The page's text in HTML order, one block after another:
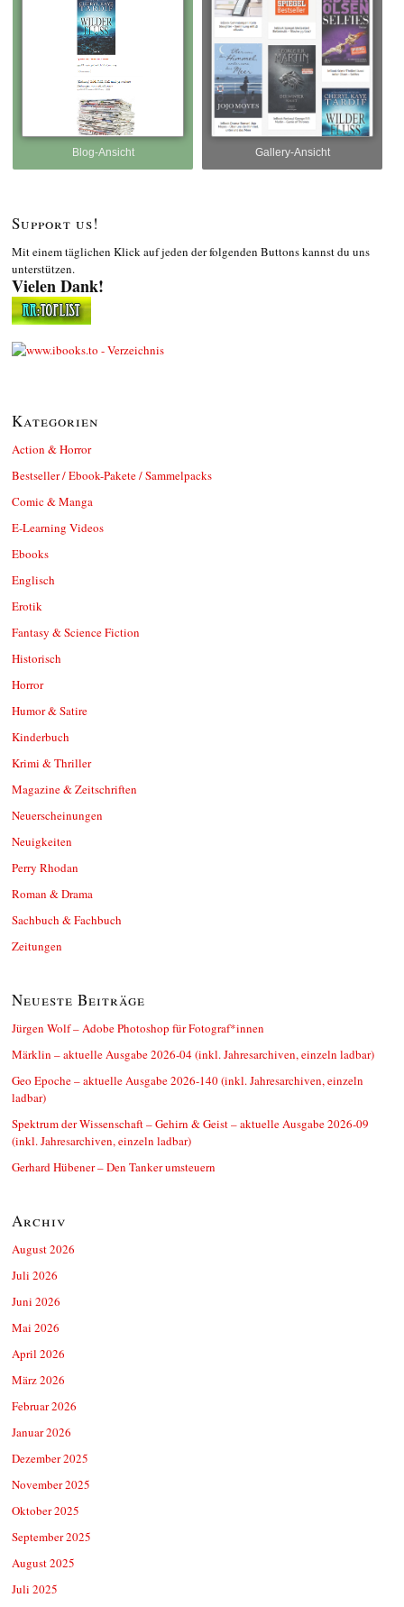
Blog-Ansicht Gallery-Ansicht
Support us!
Mit einem täglichen Klick auf jeden der folgenden Buttons kannst du uns
unterstützen.
Vielen Dank!
Kategorien
Action & Horror
Bestseller / Ebook-Pakete / Sammelpacks
Comic & Manga
E-Learning Videos
Ebooks
Englisch
Erotik
Fantasy & Science Fiction
Historisch
Horror
Humor & Satire
Kinderbuch
Krimi & Thriller
Magazine & Zeitschriften
Neuerscheinungen
Neuigkeiten
Perry Rhodan
Roman & Drama
Sachbuch & Fachbuch
Zeitungen
Neueste Beiträge
Jürgen Wolf – Adobe Photoshop für Fotograf*innen
Märklin – aktuelle Ausgabe 2026-04 (inkl. Jahresarchiven, einzeln ladbar)
Geo Epoche – aktuelle Ausgabe 2026-140 (inkl. Jahresarchiven, einzeln
ladbar)
Spektrum der Wissenschaft – Gehirn & Geist – aktuelle Ausgabe 2026-09
(inkl. Jahresarchiven, einzeln ladbar)
Gerhard Hübener – Den Tanker umsteuern
Archiv
August 2026
Juli 2026
Juni 2026
Mai 2026
April 2026
März 2026
Februar 2026
Januar 2026
Dezember 2025
November 2025
Oktober 2025
September 2025
August 2025
Juli 2025